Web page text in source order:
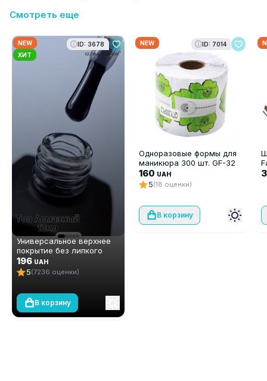
Смотреть еще
NEW
ХИТ
ID: 3678
Универсальное верхнее
покрытие без липкого
слоя (топ/финиш) Global
Fashion TOP-Алмазный, 12
мл
196 UAH
5(7236 оценки)
В корзину
NEW ID: 7014
Одноразовые формы для
маникюра 300 шт. GF-32
160 UAH
5(18 оценки)
В корзину